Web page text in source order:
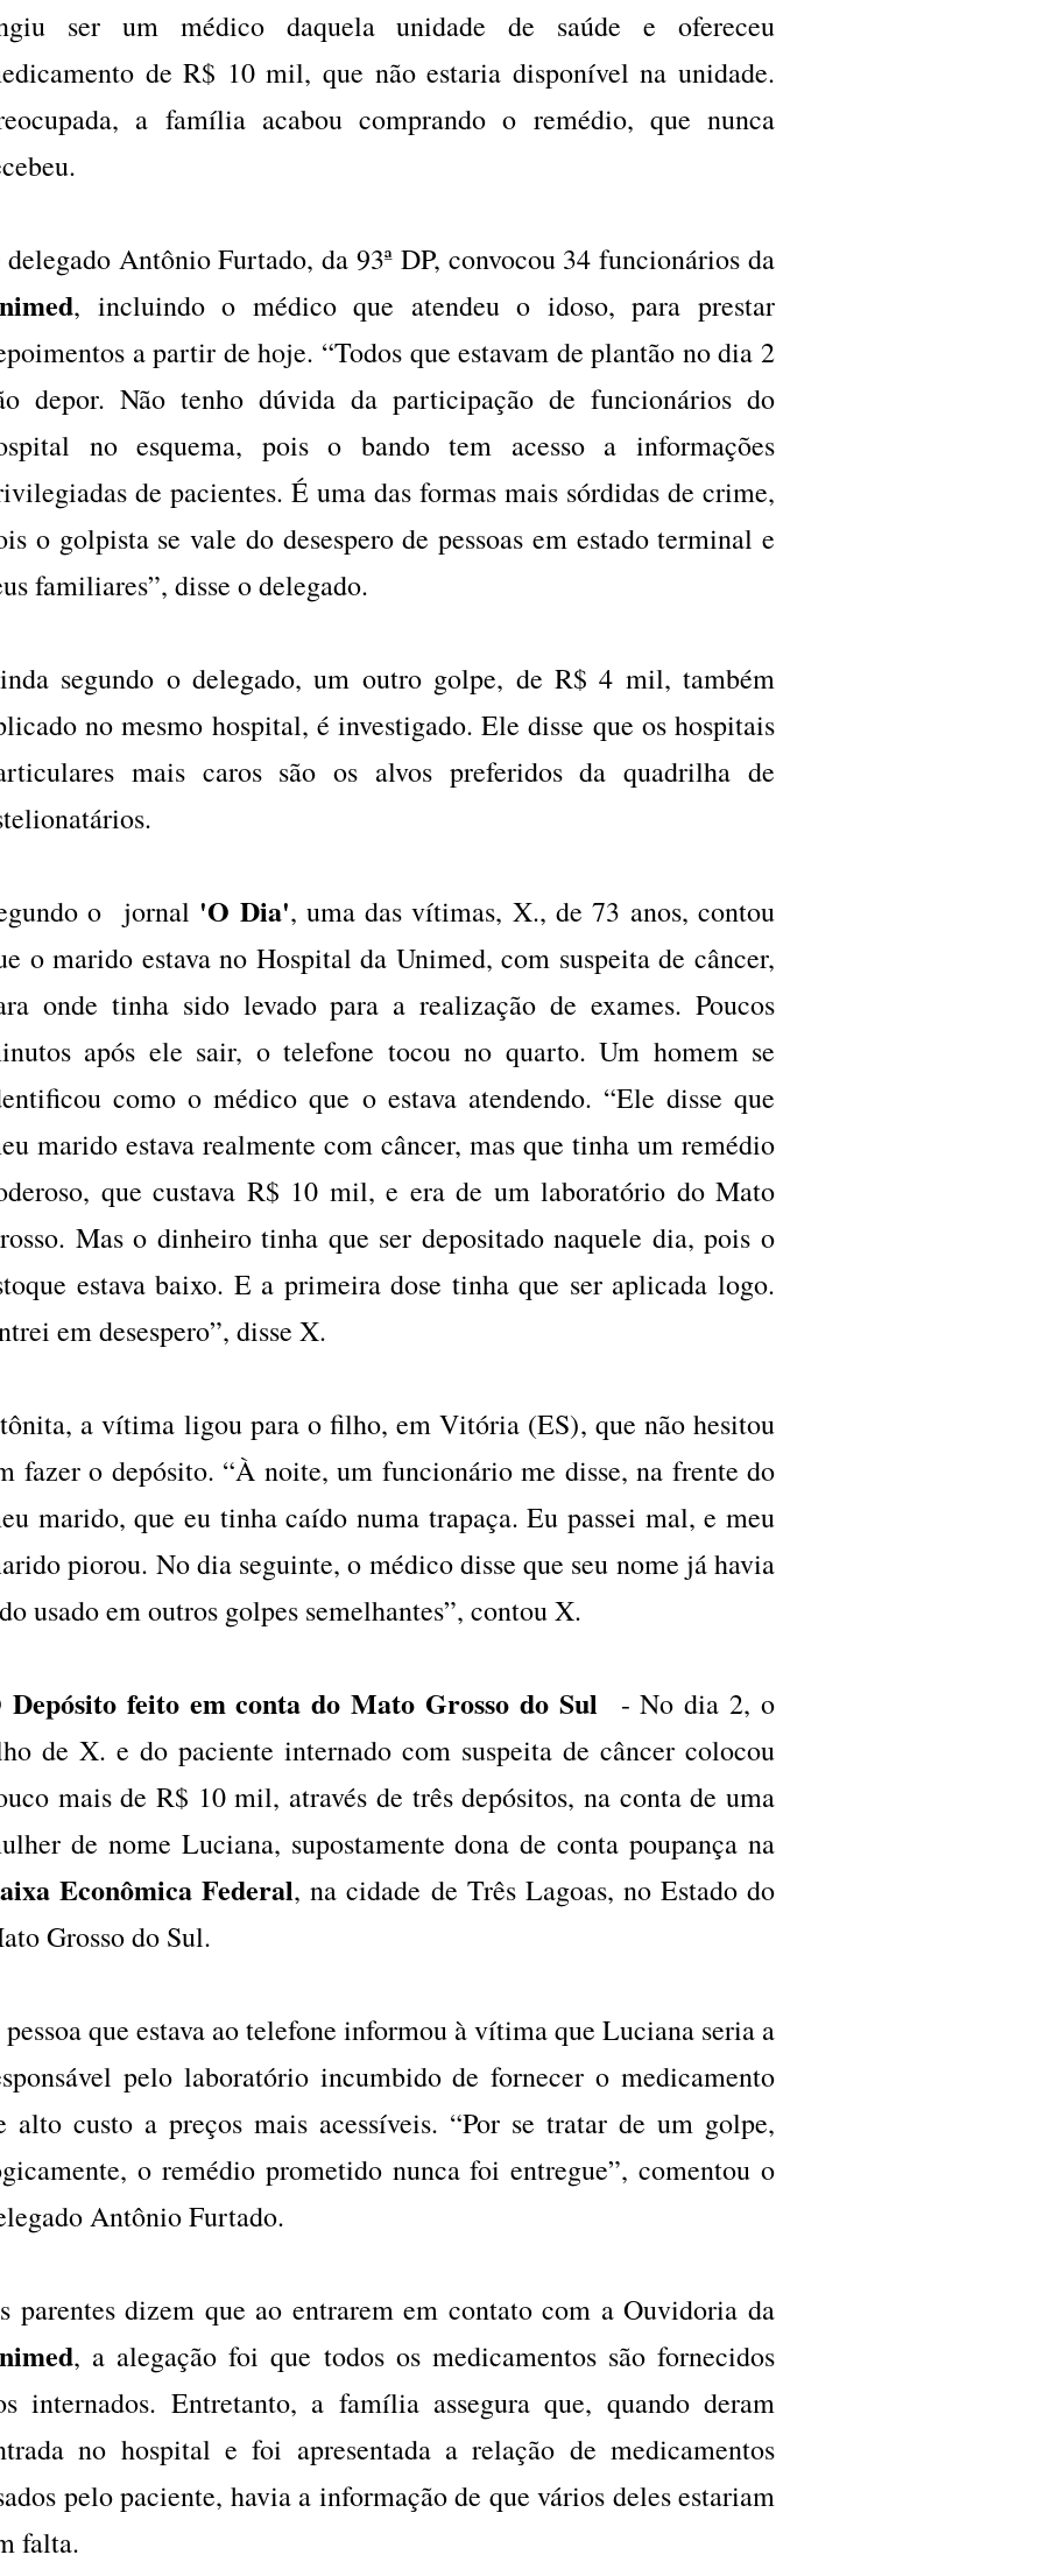
ser um médico daquela unidade de saúde e ofereceu
de R$ 10 mil, que não estaria disponível na unidade.
a família acabou comprando o remédio, que nunca
delegado Antônio Furtado, da 93ª DP, convocou 34 funcionários da
, incluindo o médico que atendeu o idoso, para prestar
a partir de hoje. “Todos que estavam de plantão no dia 2
depor. Não tenho dúvida da participação de funcionários do
no esquema, pois o bando tem acesso a informações
de pacientes. É uma das formas mais sórdidas de crime,
o golpista se vale do desespero de pessoas em estado terminal e
familiares”, disse o delegado.
segundo o delegado, um outro golpe, de R$ 4 mil, também
no mesmo hospital, é investigado. Ele disse que os hospitais
mais caros são os alvos preferidos da quadrilha de
o jornal 'O Dia', uma das vítimas, X., de 73 anos, contou
o marido estava no Hospital da Unimed, com suspeita de câncer,
onde tinha sido levado para a realização de exames. Poucos
após ele sair, o telefone tocou no quarto. Um homem se
como o médico que o estava atendendo. “Ele disse que
marido estava realmente com câncer, mas que tinha um remédio
que custava R$ 10 mil, e era de um laboratório do Mato
Mas o dinheiro tinha que ser depositado naquele dia, pois o
estava baixo. E a primeira dose tinha que ser aplicada logo.
em desespero”, disse X.
a vítima ligou para o filho, em Vitória (ES), que não hesitou
fazer o depósito. “À noite, um funcionário me disse, na frente do
marido, que eu tinha caído numa trapaça. Eu passei mal, e meu
piorou. No dia seguinte, o médico disse que seu nome já havia
usado em outros golpes semelhantes”, contou X.
Depósito feito em conta do Mato Grosso do Sul - No dia 2, o
de X. e do paciente internado com suspeita de câncer colocou
mais de R$ 10 mil, através de três depósitos, na conta de uma
de nome Luciana, supostamente dona de conta poupança na
Econômica Federal, na cidade de Três Lagoas, no Estado do
Grosso do Sul.
que estava ao telefone informou à vítima que Luciana seria a
pelo laboratório incumbido de fornecer o medicamento
alto custo a preços mais acessíveis. “Por se tratar de um golpe,
o remédio prometido nunca foi entregue”, comentou o
Antônio Furtado.
parentes dizem que ao entrarem em contato com a Ouvidoria da
, a alegação foi que todos os medicamentos são fornecidos
internados. Entretanto, a família assegura que, quando deram
no hospital e foi apresentada a relação de medicamentos
pelo paciente, havia a informação de que vários deles estariam
falta.